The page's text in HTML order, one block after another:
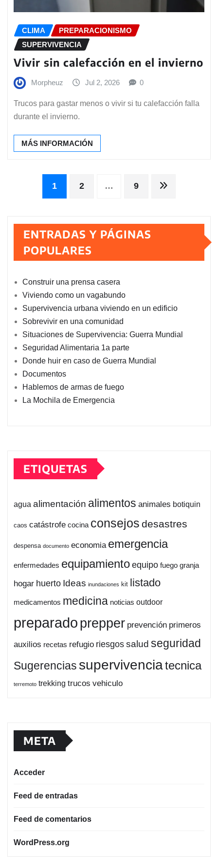
CLIMA
PREPARACIONISMO
SUPERVIVENCIA
Vivir sin calefacción en el invierno
Morpheuz Jul 2, 2026 0
Trucos para gastar menos o vivir si tu calefacción falla
durante el invierno.
MÁS INFORMACIÓN
Paginación
de
entradas
1 2 … 9
ENTRADAS Y PÁGINAS
POPULARES
Construir una prensa casera
Viviendo como un vagabundo
Supervivencia urbana viviendo en un edificio
Sobrevivir en una comunidad
Situaciones de Supervivencia: Guerra Mundial
Seguridad Alimentaria 1a parte
Donde huir en caso de Guerra Mundial
Documentos
Hablemos de armas de fuego
La Mochila de Emergencia
ETIQUETAS
agua alimentación alimentos animales botiquin
caos catástrofe cocina consejos desastres
despensa documento economia emergencia
enfermedades equipamiento equipo fuego granja
hogar huerto Ideas inundaciones kit listado
medicamentos medicina noticias outdoor
preparadoprepper prevención primeros
auxilios recetas refugio riesgos salud seguridad
Sugerencias supervivenciatecnica
terremoto trekking trucos vehiculo
META
Acceder
Feed de entradas
Feed de comentarios
WordPress.org